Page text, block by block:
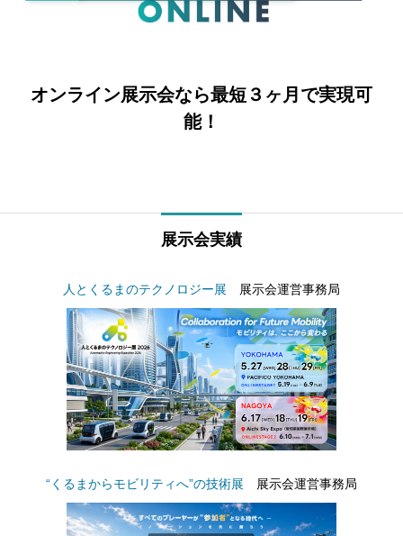
オンライン展示会なら最短３ヶ月で実現可
能！
展示会実績
人とくるまのテクノロジー展 展示会運営事務局
“くるまからモビリティへ”の技術展 展示会運営事務局